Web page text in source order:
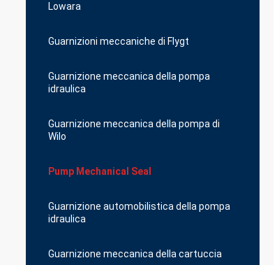
Lowara
Guarnizioni meccaniche di Flygt
Guarnizione meccanica della pompa
idraulica
Guarnizione meccanica della pompa di
Wilo
Pump Mechanical Seal
Guarnizione automobilistica della pompa
idraulica
Guarnizione meccanica della cartuccia